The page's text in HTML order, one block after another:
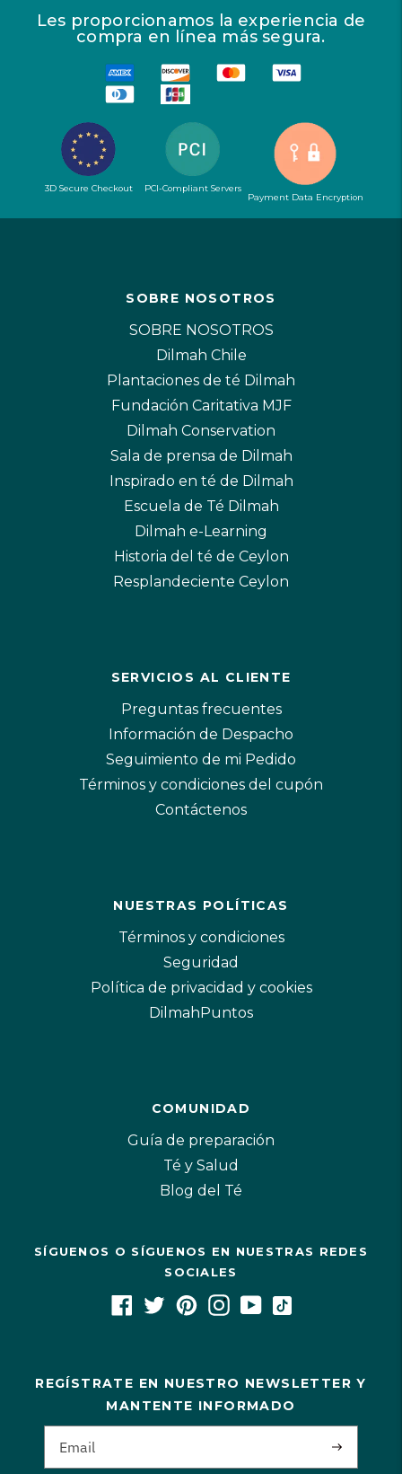
Les proporcionamos la experiencia de
compra en línea más segura.
3D Secure Checkout
PCI-Compliant Servers
Payment Data Encryption
SOBRE NOSOTROS
SOBRE NOSOTROS
Dilmah Chile
Plantaciones de té Dilmah
Fundación Caritativa MJF
Dilmah Conservation
Sala de prensa de Dilmah
Inspirado en té de Dilmah
Escuela de Té Dilmah
Dilmah e-Learning
Historia del té de Ceylon
Resplandeciente Ceylon
SERVICIOS AL CLIENTE
Preguntas frecuentes
Información de Despacho
Seguimiento de mi Pedido
Términos y condiciones del cupón
Contáctenos
NUESTRAS POLÍTICAS
Términos y condiciones
Seguridad
Política de privacidad y cookies
DilmahPuntos
COMUNIDAD
Guía de preparación
Té y Salud
Blog del Té
SÍGUENOS O SÍGUENOS EN NUESTRAS REDES
SOCIALES
REGÍSTRATE EN NUESTRO NEWSLETTER Y
MANTENTE INFORMADO